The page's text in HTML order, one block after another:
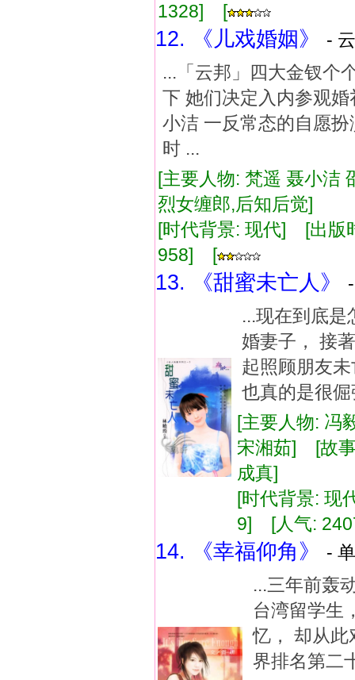
1328] [
12. 《儿戏婚姻》
-
...「云邦」四大金钗个
下 她们决定入内参观
小洁 一反常态的自愿
时 ...
[主要人物: 梵遥 聂小洁
烈女缠郎,后知后觉]
[时代背景: 现代] [出
958] [
13. 《甜蜜未亡人》
...现在到底是
婚妻子， 接
起照顾朋友
也真的是很
[主要人物: 冯
宋湘茹] [故
成真]
[时代背景:
9] [人气:
14. 《幸福仰角》
-
...三年前轰
台湾留学生
忆， 却从
界排名第二